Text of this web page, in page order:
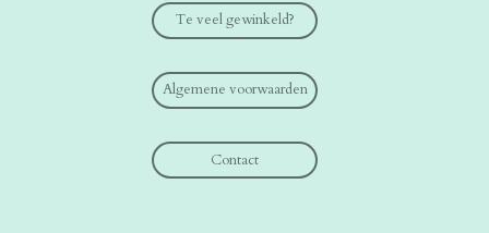
Te veel gewinkeld?
Algemene voorwaarden
Contact